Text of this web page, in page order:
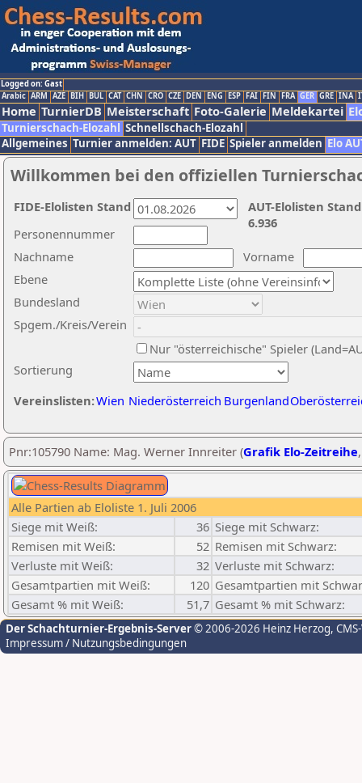
Logged on: Gast
Arabic ARM AZE BIH BUL CAT CHN CRO CZE DEN ENG ESP FAI FIN FRA GER GRE INA
Home TurnierDB Meisterschaft Foto-Galerie Meldekartei
Turnierschach-Elozahl Schnellschach-Elozahl
Allgemeines Turnier anmelden: AUT FIDE Spieler anmelden Elo
Willkommen bei den offiziellen
Nachname
Vorname
Ebene
Sortierung
Personennummer
Bundesland
Spgem./Kreis/Verein
Nur "österreichische" Spieler
Vereinslisten:Wien Niederösterreich Burgenland
AUT-Elolisten
6.936
FIDE-Elolisten Stand
Pnr:105790 Name: Mag. Werner Innreiter (Grafik Elo-Zeitreihe
Alle Partien ab Eloliste 1. Juli 2006
Siege mit Weiß:
36 Siege mit Schwarz:
Remisen mit Weiß:
52 Remisen mit Schwarz:
Verluste mit Weiß:
32 Verluste mit Schwarz:
Gesamtpartien mit Weiß:
120 Gesamtpartien mit
Gesamt % mit Weiß:
51,7 Gesamt % mit Schwarz:
Der Schachturnier-Ergebnis-Server© 2006-2026 Heinz Herzog,
Impressum / Nutzungsbedingungen